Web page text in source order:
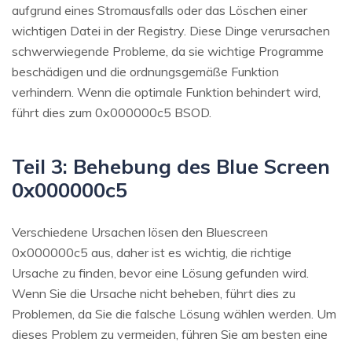
aufgrund eines Stromausfalls oder das Löschen einer
wichtigen Datei in der Registry. Diese Dinge verursachen
schwerwiegende Probleme, da sie wichtige Programme
beschädigen und die ordnungsgemäße Funktion
verhindern. Wenn die optimale Funktion behindert wird,
führt dies zum 0x000000c5 BSOD.
Teil 3: Behebung des Blue Screen
0x000000c5
Verschiedene Ursachen lösen den Bluescreen
0x000000c5 aus, daher ist es wichtig, die richtige
Ursache zu finden, bevor eine Lösung gefunden wird.
Wenn Sie die Ursache nicht beheben, führt dies zu
Problemen, da Sie die falsche Lösung wählen werden. Um
dieses Problem zu vermeiden, führen Sie am besten eine